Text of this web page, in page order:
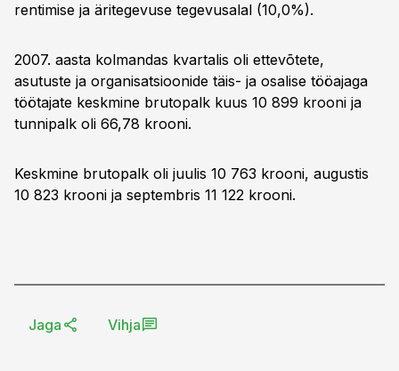
rentimise ja äritegevuse tegevusalal (10,0%).
2007. aasta kolmandas kvartalis oli ettevõtete,
asutuste ja organisatsioonide täis- ja osalise tööajaga
töötajate keskmine brutopalk kuus 10 899 krooni ja
tunnipalk oli 66,78 krooni.
Keskmine brutopalk oli juulis 10 763 krooni, augustis
10 823 krooni ja septembris 11 122 krooni.
Jaga Vihja